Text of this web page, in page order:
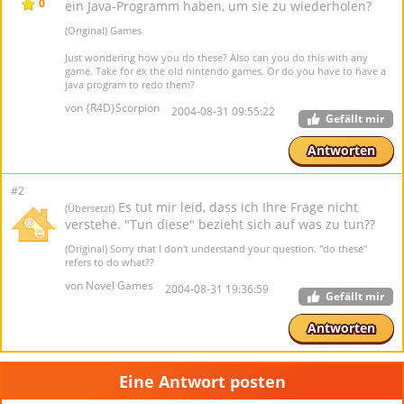
0
ein Java-Programm haben, um sie zu wiederholen?
(Original) Games
Just wondering how you do these? Also can you do this with any
game. Take for ex the old nintendo games. Or do you have to have a
java program to redo them?
von {R4D}Scorpion 2004-08-31 09:55:22 Gefällt mir
Antworten
#2
(Übersetzt) Es tut mir leid, dass ich Ihre Frage nicht
verstehe. "Tun diese" bezieht sich auf was zu tun??
(Original) Sorry that I don't understand your question. "do these"
refers to do what??
von Novel Games 2004-08-31 19:36:59 Gefällt mir
Antworten
Eine Antwort posten